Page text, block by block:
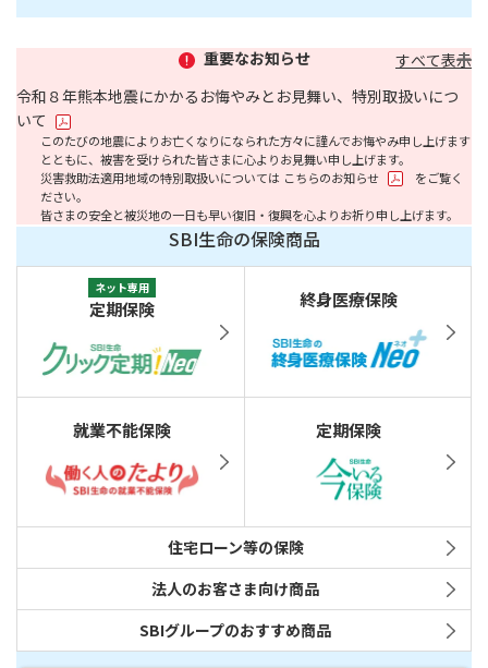
重要なお知らせ
すべて表示
令和８年熊本地震にかかるお悔やみとお見舞い、特別取扱いにつ
いて PDFファイルが新規ウィンドウで開きます
このたびの地震によりお亡くなりになられた方々に謹んでお悔やみ申し上げます
とともに、被害を受けられた皆さまに心よりお見舞い申し上げます。
災害救助法適用地域の特別取扱いについては こちらのお知らせPDFファイルが新
をご覧く
ださい。
皆さまの安全と被災地の一日も早い復旧・復興を心よりお祈り申し上げます。
SBI生命の保険商品
ネット専用
定期保険 終身医療保険
就業不能保険 定期保険
住宅ローン等の保険
法人のお客さま向け商品
SBIグループのおすすめ商品